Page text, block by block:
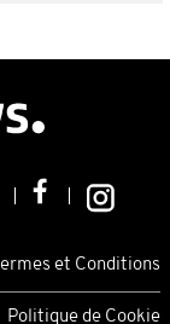
Termes et Conditions
Politique de Cookie